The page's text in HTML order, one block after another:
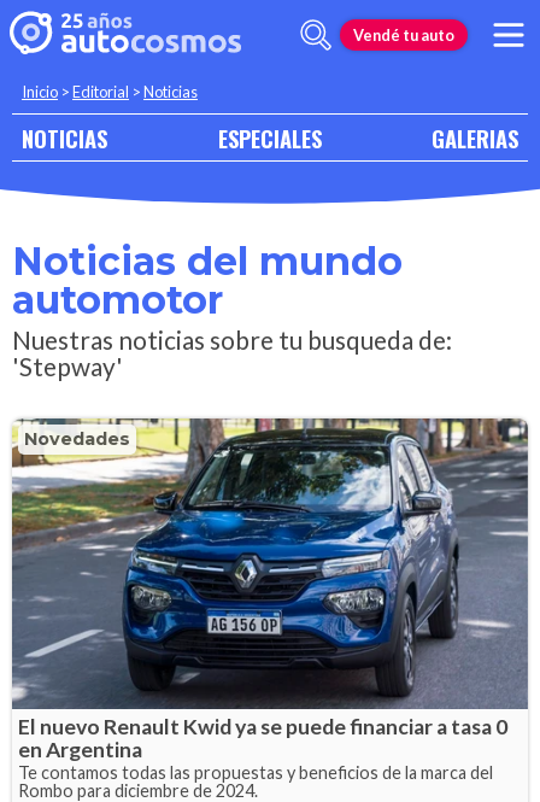
Vendé tu auto
Inicio >Editorial >Noticias
NOTICIAS ESPECIALES GALERIAS
Noticias del mundo
automotor
Nuestras noticias sobre tu busqueda de:
'Stepway'
Novedades
El nuevo Renault Kwid ya se puede financiar a tasa 0
en Argentina
Te contamos todas las propuestas y beneficios de la marca del
Rombo para diciembre de 2024.